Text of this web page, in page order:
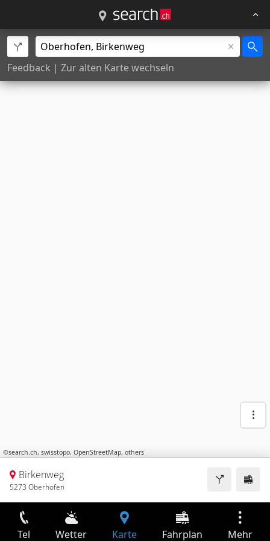
Feedback | Zur alten Karte wechseln
©search.ch, swisstopo, OpenStreetMap, others
Birkenweg
5273 Oberhofen
Tel Wetter Karte Fahrplan Mehr